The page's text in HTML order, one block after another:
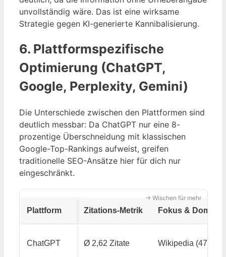
unvollständig wäre. Das ist eine wirksame
Strategie gegen KI-generierte Kannibalisierung.
6. Plattformspezifische
Optimierung (ChatGPT,
Google, Perplexity, Gemini)
Die Unterschiede zwischen den Plattformen sind
deutlich messbar: Da ChatGPT nur eine 8-
prozentige Überschneidung mit klassischen
Google-Top-Rankings aufweist, greifen
traditionelle SEO-Ansätze hier für dich nur
eingeschränkt.
→ Wischen für mehr
Plattform Zitations-Metrik Fokus &
ChatGPT Ø 2,62 Zitate Wikipedia (47,9